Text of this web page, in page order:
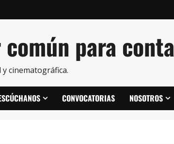
para
cinematográfica.
CONVOCATORIAS NOSOTROS